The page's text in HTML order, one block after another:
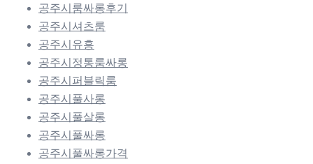
공주시룸싸롱후기
공주시셔츠룸
공주시유흥
공주시정통룸싸롱
공주시퍼블릭룸
공주시풀사롱
공주시풀살롱
공주시풀싸롱
공주시풀싸롱가격